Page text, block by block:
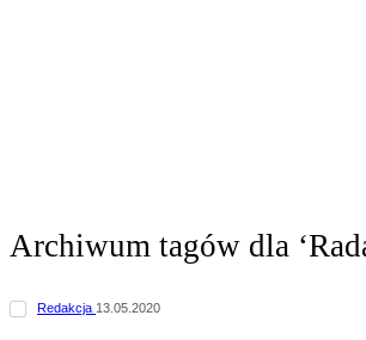
Archiwum tagów dla
Redakcja 13.05.2020